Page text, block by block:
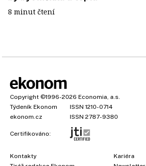
8 minut čtení
Copyright ©1996-2026 Economia, a.s.
Týdeník Ekonom
ISSN 1210-0714
ekonom.cz
ISSN 2787-9380
Certifikováno:
Kontakty
Kariéra